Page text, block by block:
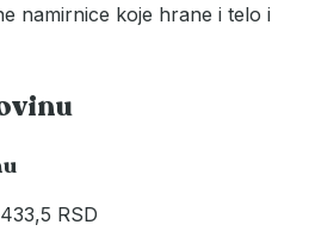
namirnice koje hrane i telo i
RSD